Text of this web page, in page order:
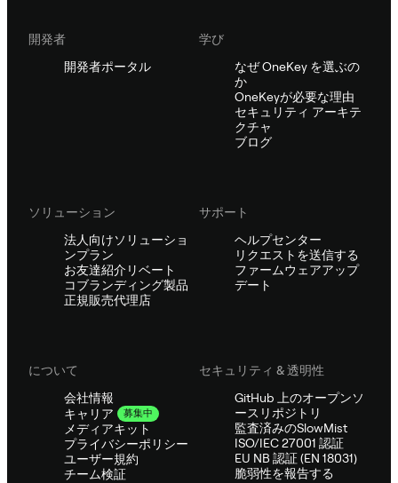
開発者
開発者ポータル
学び
なぜ OneKey を選ぶの
か
OneKeyが必要な理由
セキュリティ アーキテ
クチャ
ブログ
ソリューション
法人向けソリューショ
ンプラン
お友達紹介リベート
コブランディング製品
正規販売代理店
サポート
ヘルプセンター
リクエストを送信する
ファームウェアアップ
デート
について
会社情報
キャリア
募集中
メディアキット
プライバシーポリシー
ユーザー規約
チーム検証
セキュリティ & 透明性
GitHub 上のオープンソ
ースリポジトリ
監査済みのSlowMist
ISO/IEC 27001 認証
EU NB 認証 (EN 18031)
脆弱性を報告する